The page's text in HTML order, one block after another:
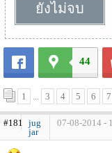
ยังไม่จบ
44
1 ... 3 4 5 6 7
#181 jug
jar
07-08-2014 -